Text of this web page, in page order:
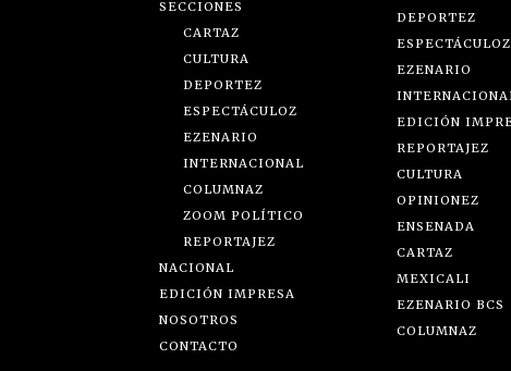
SECCIONES
CARTAZ
CULTURA
DEPORTEZ
ESPECTÁCULOZ
EZENARIO
INTERNACIONAL
COLUMNAZ
ZOOM POLÍTICO
REPORTAJEZ
NACIONAL
EDICIÓN IMPRESA
NOSOTROS
CONTACTO
DEPORTEZ
ESPECTÁCULOZ
EZENARIO
EDICIÓN
REPORTAJEZ
CULTURA
OPINIONEZ
ENSENADA
CARTAZ
MEXICALI
EZENARIO BCS
COLUMNAZ